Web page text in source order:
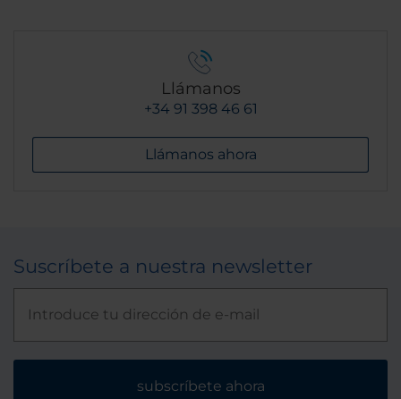
Llámanos
+34 91 398 46 61
Llámanos ahora
Suscríbete a nuestra newsletter
subscríbete ahora